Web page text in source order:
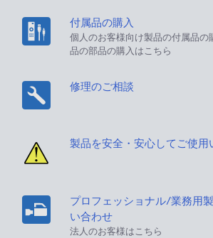
付属品の購入
個人のお客様向け製品の付属品の
品の部品の購入はこちら
修理のご相談
製品を安全・安心してご使用
プロフェッショナル/業務用
い合わせ
法人のお客様はこちら